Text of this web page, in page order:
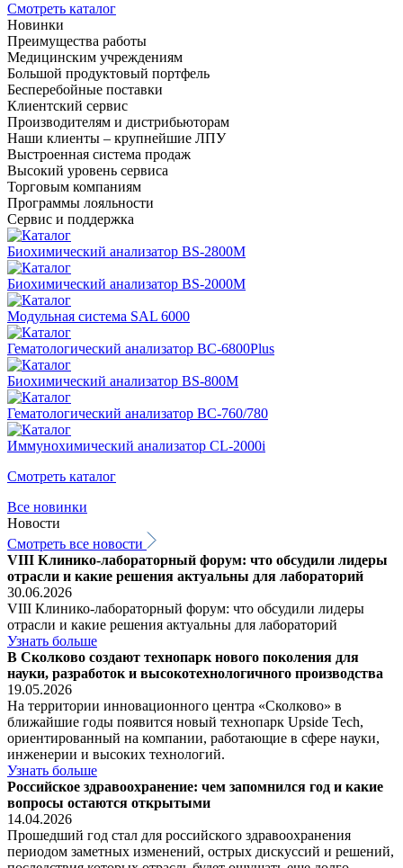
Смотреть каталог
Новинки
Преимущества работы
Медицинским учреждениям
Большой продуктовый портфель
Бесперебойные поставки
Клиентский сервис
Производителям и дистрибьюторам
Наши клиенты – крупнейшие ЛПУ
Выстроенная система продаж
Высокий уровень сервиса
Торговым компаниям
Программы лояльности
Сервис и поддержка
Биохимический анализатор BS-2800M
Биохимический анализатор BS-2000M
Модульная система SAL 6000
Гематологический анализатор BC-6800Plus
Биохимический анализатор BS-800M
Гематологический анализатор BC-760/780
Иммунохимический анализатор CL-2000i
Смотреть каталог
Все новинки
Новости
Смотреть все новости
VIII Клинико-лабораторный форум: что обсудили лидеры
отрасли и какие решения актуальны для лабораторий
30.06.2026
VIII Клинико-лабораторный форум: что обсудили лидеры
отрасли и какие решения актуальны для лабораторий
Узнать больше
В Сколково создают технопарк нового поколения для
науки, разработок и высокотехнологичного производства
19.05.2026
На территории инновационного центра «Сколково» в
ближайшие годы появится новый технопарк Upside Tech,
ориентированный на компании, работающие в сфере науки,
инженерии и высоких технологий.
Узнать больше
Российское здравоохранение: чем запомнился год и какие
вопросы остаются открытыми
14.04.2026
Прошедший год стал для российского здравоохранения
периодом заметных изменений, острых дискуссий и решений,